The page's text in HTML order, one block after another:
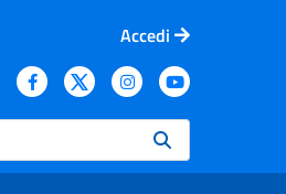
Accedi